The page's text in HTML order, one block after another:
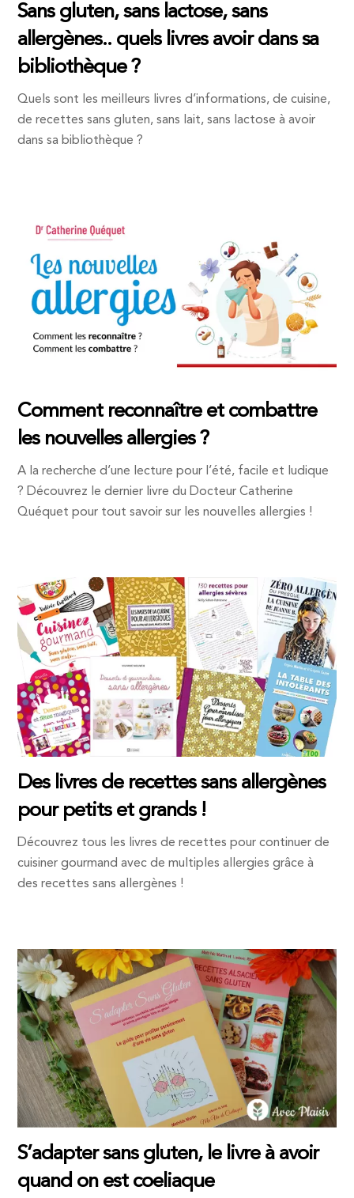
Sans gluten, sans lactose, sans
allergènes.. quels livres avoir dans sa
bibliothèque ?
Quels sont les meilleurs livres d’informations, de cuisine,
de recettes sans gluten, sans lait, sans lactose à avoir
dans sa bibliothèque ?
Comment reconnaître et combattre
les nouvelles allergies ?
A la recherche d’une lecture pour l’été, facile et ludique
? Découvrez le dernier livre du Docteur Catherine
Quéquet pour tout savoir sur les nouvelles allergies !
Des livres de recettes sans allergènes
pour petits et grands !
Découvrez tous les livres de recettes pour continuer de
cuisiner gourmand avec de multiples allergies grâce à
des recettes sans allergènes !
S’adapter sans gluten, le livre à avoir
quand on est coeliaque